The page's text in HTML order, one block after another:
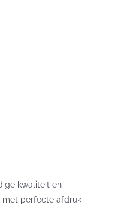
kwaliteit en
met perfecte afdruk